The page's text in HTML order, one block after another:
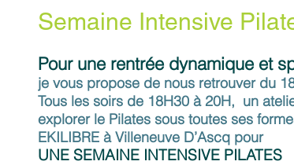
Semaine Intensive
Pour une rentrée dynamique et
je vous propose de nous retrouver du
Tous les soirs de 18H30 à 20H, un
explorer le Pilates sous toutes ses
EKILIBRE à Villeneuve D’Ascq pour
UNE SEMAINE INTENSIVE PILATES